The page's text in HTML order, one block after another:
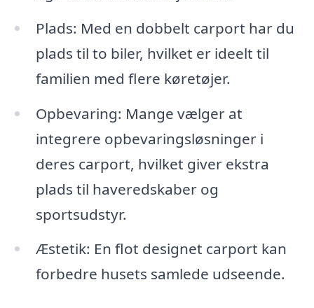
Plads: Med en dobbelt carport har du
plads til to biler, hvilket er ideelt til
familien med flere køretøjer.
Opbevaring: Mange vælger at
integrere opbevaringsløsninger i
deres carport, hvilket giver ekstra
plads til haveredskaber og
sportsudstyr.
Æstetik: En flot designet carport kan
forbedre husets samlede udseende.